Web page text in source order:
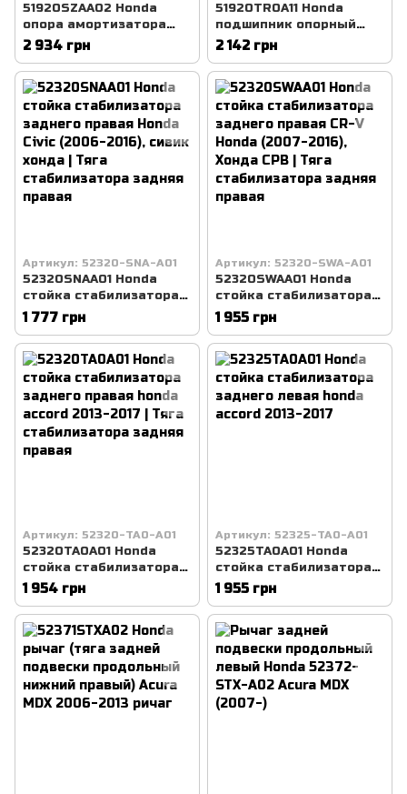
51920SZAA02 Honda
опора амортизатора
переднего Honda Pilot
хонда пилот
2 934 грн
51920TR0A11 Honda
подшипник опорный
амортизатора
переднего Honda Civic
4D (2012-2016) | Опора
амортизатора
передняя
2 142 грн
Артикул: 52320-SNA-A01
52320SNAA01 Honda
стойка стабилизатора
заднего правая Honda
Civic (2006-2016), сивик
хонда | Тяга
стабилизатора задняя
правая
1 777 грн
Артикул: 52320-SWA-A01
52320SWAA01 Honda
стойка стабилизатора
заднего правая CR-V
Honda (2007-2016),
Хонда СРВ | Тяга
стабилизатора задняя
правая
1 955 грн
Артикул: 52320-TA0-A01
52320TA0A01 Honda
стойка стабилизатора
заднего правая honda
accord 2013-2017 | Тяга
стабилизатора задняя
правая
1 954 грн
Артикул: 52325-TA0-A01
52325TA0A01 Honda
стойка стабилизатора
заднего левая honda
accord 2013-2017
1 955 грн